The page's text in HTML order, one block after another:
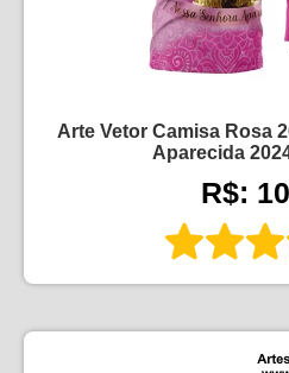
Arte Vetor Camisa Rosa
Aparecida
R$: